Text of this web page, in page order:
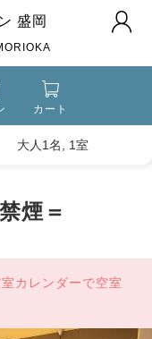
盛岡
カート
大人1名, 1室
煙＝
カレンダーで空室